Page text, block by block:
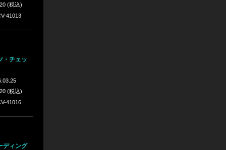
(税込)
41013
・チェッ
(税込)
41016
ディング